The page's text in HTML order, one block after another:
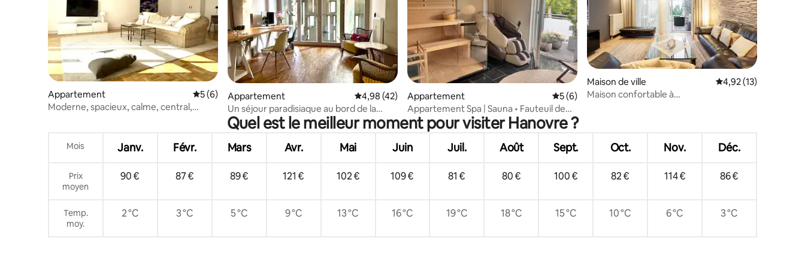
Appartement Évaluation moyenne sur la base de 6 commentaires : 5 sur 5
5 (6)
Moderne, spacieux, calme, central,
Appartement Évaluation moyenne sur la base de 42 commentaires : 4,98 sur 5
4,98 (42)
Un séjour paradisiaque au bord de la
rivière Leine
Appartement Évaluation moyenne sur la base de 6 commentaires : 5 sur 5
5 (6)
Appartement Spa | Sauna • Fauteuil de
massage • Parking
Maison de ville Évaluation moyenne
4,92 (13)
Maison confortable à
Quel est le meilleur moment pour visiter Hanovre ?
Mois Janv. Févr. Mars Avr. Mai Juin Juil. Août Sept. Oct. Nov. Déc.
Prix
moyen
90 € 87 € 89 € 121 € 102 € 109 € 81 € 80 € 100 € 82 € 114 € 86 €
Temp.
moy.
2 °C 3 °C 5 °C 9 °C 13 °C 16 °C 19 °C 18 °C 15 °C 10 °C 6 °C 3 °C